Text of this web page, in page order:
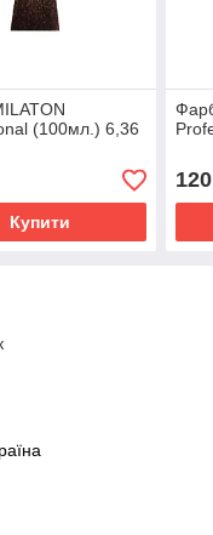
(100мл.) 6,36
Купити
120